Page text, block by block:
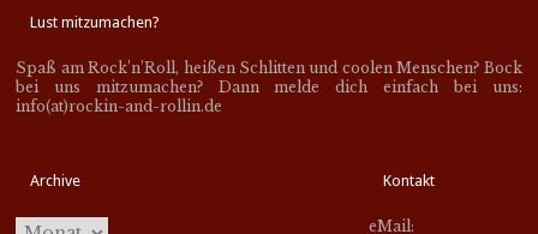
Lust mitzumachen?
Spaß am Rock’n’Roll, heißen Schlitten und coolen Menschen? Bock
bei uns mitzumachen? Dann melde dich einfach bei uns:
info(at)rockin-and-rollin.de
Archive Kontakt
eMail: